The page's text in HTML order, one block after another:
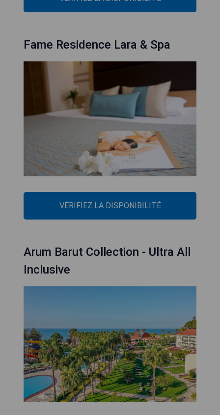
Fame Residence Lara & Spa
VÉRIFIEZ LA DISPONIBILITÉ
Arum Barut Collection - Ultra All
Inclusive